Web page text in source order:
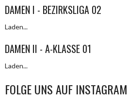
DAMEN I - BEZIRKSLIGA 02
Laden...
DAMEN II - A-KLASSE 01
Laden...
FOLGE UNS AUF INSTAGRAM